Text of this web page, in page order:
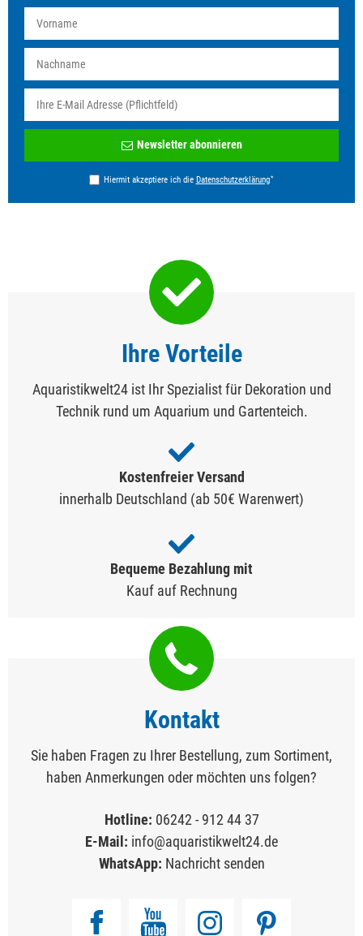
Honig
Newsletter abonnieren
Hiermit akzeptiere ich die Daten­schutz­erklärung*
Ihre Vorteile
Aquaristikwelt24 ist Ihr Spezialist für Dekoration und
Technik rund um Aquarium und Gartenteich.
Kostenfreier Versand
innerhalb Deutschland (ab 50€ Warenwert)
Bequeme Bezahlung mit
Kauf auf Rechnung
Kontakt
Sie haben Fragen zu Ihrer Bestellung, zum Sortiment,
haben Anmerkungen oder möchten uns folgen?
Hotline: 06242 - 912 44 37
E-Mail: info@aquaristikwelt24.de
WhatsApp: Nachricht senden